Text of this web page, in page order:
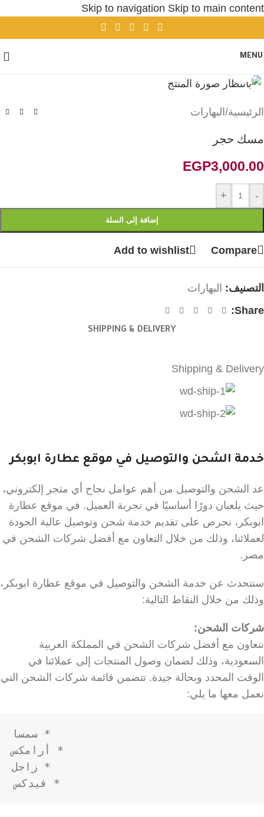
Skip to navigation Skip to main content
MENU
الرئيسية/ البهارات
مسك حجر
EGP3,000.00
-
+
إضافة إلى السلة
Compare
Add to wishlist
التصنيف: البهارات
Share:
SHIPPING & DELIVERY
Shipping & Delivery
خدمة الشحن والتوصيل في موقع عطارة ابوبكر
عد الشحن والتوصيل من أهم عوامل نجاح أي متجر إلكتروني،
حيث يلعبان دورًا أساسيًا في تجربة العميل. في موقع عطارة
ابوبكر، نحرص على تقديم خدمة شحن وتوصيل عالية الجودة
لعملائنا، وذلك من خلال التعاون مع أفضل شركات الشحن في
مصر.
سنتحدث عن خدمة الشحن والتوصيل في موقع عطارة ابوبكر،
وذلك من خلال النقاط التالية:
شركات الشحن:
نتعاون مع أفضل شركات الشحن في المملكة العربية
السعودية، وذلك لضمان وصول المنتجات إلى عملائنا في
الوقت المحدد وبحالة جيدة. تتضمن قائمة شركات الشحن التي
نعمل معها ما يلي:
* فيدكس